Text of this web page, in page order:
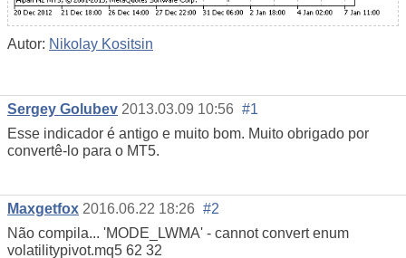
Autor: Nikolay Kositsin
Sergey Golubev 2013.03.09 10:56 #1
Esse indicador é antigo e muito bom. Muito obrigado por
convertê-lo para o MT5.
Maxgetfox 2016.06.22 18:26 #2
Não compila... 'MODE_LWMA' - cannot convert enum
volatilitypivot.mq5 62 32